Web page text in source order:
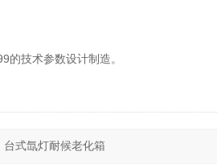
的技术参数设计制造。